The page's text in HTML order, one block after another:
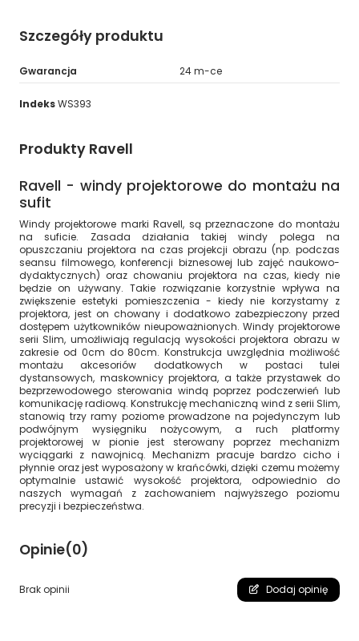
Szczegóły produktu
Gwarancja 24 m-ce
IndeksWS393
Produkty Ravell
Ravell - windy projektorowe do montażu na
sufit
Windy projektorowe marki Ravell, są przeznaczone do montażu
na suficie. Zasada działania takiej windy polega na
opuszczaniu projektora na czas projekcji obrazu (np. podczas
seansu filmowego, konferencji biznesowej lub zajęć naukowo-
dydaktycznych) oraz chowaniu projektora na czas, kiedy nie
będzie on używany. Takie rozwiązanie korzystnie wpływa na
zwiększenie estetyki pomieszczenia - kiedy nie korzystamy z
projektora, jest on chowany i dodatkowo zabezpieczony przed
dostępem użytkowników nieupoważnionych. Windy projektorowe
serii Slim, umożliwiają regulacją wysokości projektora obrazu w
zakresie od 0cm do 80cm. Konstrukcja uwzględnia możliwość
montażu akcesoriów dodatkowych w postaci tulei
dystansowych, maskownicy projektora, a także przystawek do
bezprzewodowego sterowania windą poprzez podczerwień lub
komunikację radiową. Konstrukcję mechaniczną wind z serii Slim,
stanowią trzy ramy poziome prowadzone na pojedynczym lub
podwójnym wysięgniku nożycowym, a ruch platformy
projektorowej w pionie jest sterowany poprzez mechanizm
wyciągarki z nawojnicą. Mechanizm pracuje bardzo cicho i
płynnie oraz jest wyposażony w krańcówki, dzięki czemu możemy
optymalnie ustawić wysokość projektora, odpowiednio do
naszych wymagań z zachowaniem najwyższego poziomu
precyzji i bezpieczeństwa.
Opinie(0)
Brak opinii Dodaj opinię